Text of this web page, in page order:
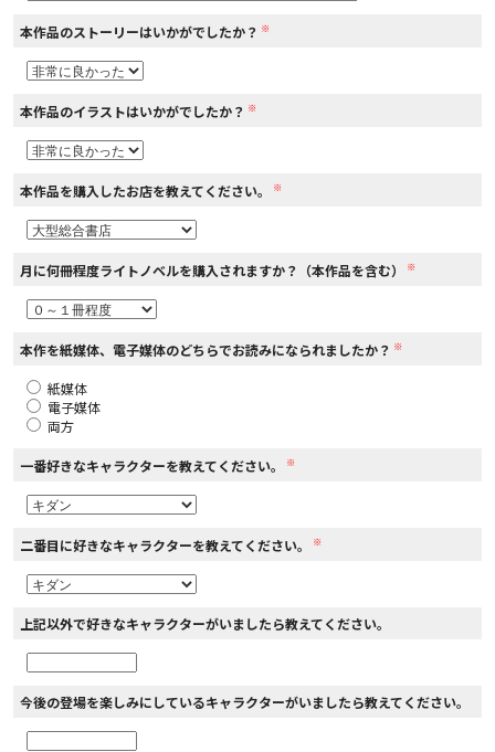
閉じる
本作品のストーリーはいかがでしたか？ ※
本作品のイラストはいかがでしたか？ ※
本作品を購入したお店を教えてください。 ※
月に何冊程度ライトノベルを購入されますか？（本作品を含む） ※
本作を紙媒体、電子媒体のどちらでお読みになられましたか？ ※
紙媒体
電子媒体
両方
一番好きなキャラクターを教えてください。 ※
二番目に好きなキャラクターを教えてください。 ※
上記以外で好きなキャラクターがいましたら教えてください。
今後の登場を楽しみにしているキャラクターがいましたら教えてください。